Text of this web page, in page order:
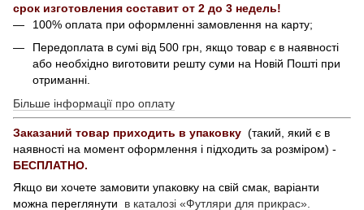
срок изготовления составит от 2 до 3 недель!
100% оплата при оформленні замовлення на карту;
Передоплата в сумі від 500 грн, якщо товар є в наявності
або необхідно виготовити решту суми на Новій Пошті при
отриманні.
Більше інформації про оплату
Заказаний товар приходить в упаковку (такий, який є в
наявності на момент оформлення і підходить за розміром) -
БЕСПЛАТНО.
Якщо ви хочете замовити упаковку на свій смак, варіанти
можна переглянути в каталозі «Футляри для прикрас».